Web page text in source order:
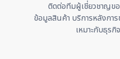
ติดต่อทีมผู้เชี่ยวชาญขอ
ข้อมูลสินค้า บริการหลังกา
เหมาะกับธุร